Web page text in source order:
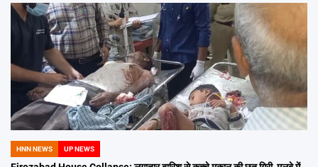
POSTED
IN
HNN NEWS UP NEWS